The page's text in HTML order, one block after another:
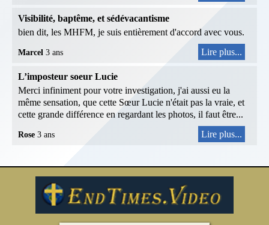
Visibilité, baptême, et sédévacantisme
bien dit, les MHFM, je suis entièrement d'accord avec vous.
Marcel 3 ans Lire plus...
L’imposteur soeur Lucie
Merci infiniment pour votre investigation, j'ai aussi eu la
même sensation, que cette Sœur Lucie n'était pas la vraie, et
cette grande différence en regardant les photos, il faut être...
Rose 3 ans Lire plus...